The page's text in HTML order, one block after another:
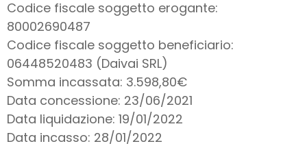
Codice fiscale soggetto erogante:
80002690487
Codice fiscale soggetto beneficiario:
06448520483 (Daivai SRL)
Somma incassata: 3.598,80€
Data concessione: 23/06/2021
Data liquidazione: 19/01/2022
Data incasso: 28/01/2022